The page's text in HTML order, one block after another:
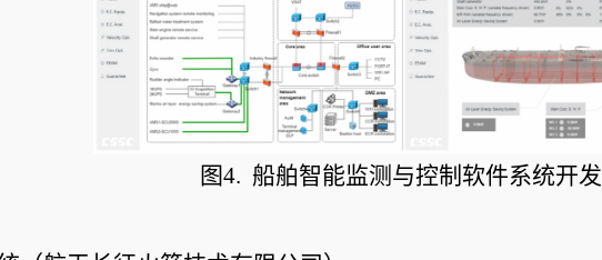
图4.  船舶智能监测与控制软件系统开发